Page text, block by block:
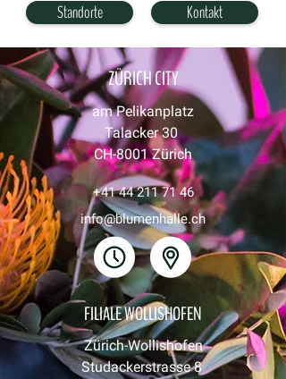
Standorte Kontakt
ZÜRICH CITY
am Pelikanplatz
Talacker 30
CH-8001 Zürich
+41 44 211 71 46
info@blumenhalle.ch
FILIALE WOLLISHOFEN
Zürich-Wollishofen
Studackerstrasse 8